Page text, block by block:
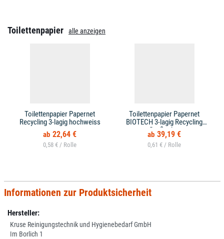
Toilettenpapier alle anzeigen
Toilettenpapier Papernet
Recycling 3-lagig hochweiss
22,64 €
0,58 € /
Toilettenpapier Papernet
BIOTECH 3-lagig Recycling
Großpaket
39,19 €
0,61 € /
Informationen zur Produktsicherheit
Hersteller:
Kruse Reinigungstechnik und Hygienebedarf GmbH
Im Borlich 1